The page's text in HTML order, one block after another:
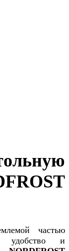
частью
удобство и